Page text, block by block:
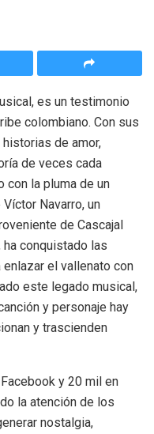
es un testimonio
colombiano. Con sus
de amor,
de veces cada
con la pluma de un
Navarro, un
de Cascajal
conquistado las
el vallenato con
este legado musical,
y personaje hay
y trascienden
y 20 mil en
la atención de los
nostalgia,